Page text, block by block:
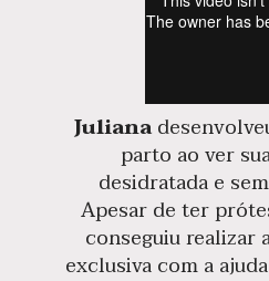
Juliana
parto ao ver
desidratada e
Apesar de ter
conseguiu realizar
exclusiva com a